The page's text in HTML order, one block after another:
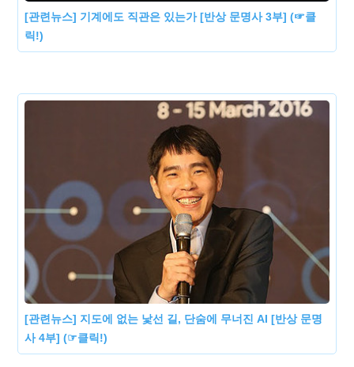
[관련뉴스] 기계에도 직관은 있는가 [반상 문명사 3부] (☞클
릭!)
[관련뉴스] 지도에 없는 낯선 길, 단숨에 무너진 AI [반상 문명
사 4부] (☞클릭!)